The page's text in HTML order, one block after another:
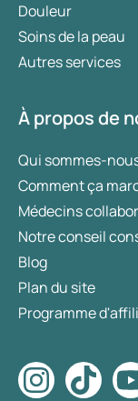
Douleur
Soins de la peau
Autres services
À propos de
Qui sommes-
Comment ça
Médecins
Notre conseil
Blog
Plan du site
Programme